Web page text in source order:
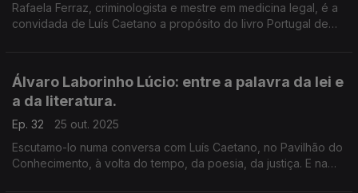
Rafaela Ferraz, criminologista e mestre em medicina legal, é a
convidada de Luís Caetano a propósito do livro Portugal de
Álvaro Laborinho Lúcio: entre a palavra da lei e
a da literatura.
Ep. 32
25 out. 2025
Escutamo-lo numa conversa com Luís Caetano, no Pavilhão do
Conhecimento, à volta do tempo, da poesia, da justiça. E na